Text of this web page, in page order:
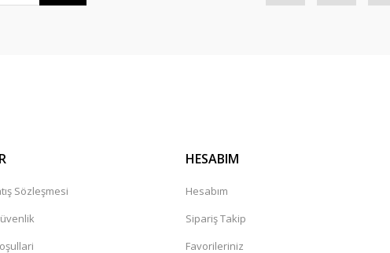
Sözleşmesi
HESABIM
Hesabım
Sipariş Takip
Favorileriniz